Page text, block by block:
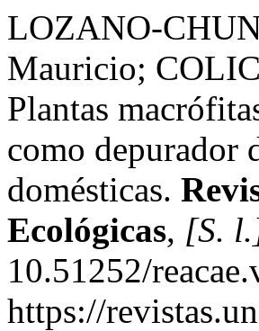
LOZANO-
Mauricio;
Plantas
como depurador
domésticas.
Ecológicas, [S.
10.51252/
https://